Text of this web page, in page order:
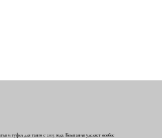
и туфли для танго с 2015 года. Компания уделяет особое